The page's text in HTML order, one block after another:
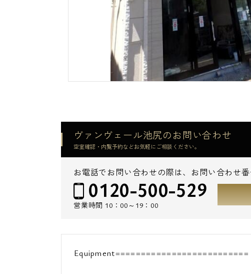
ヴァンヴェール池尻のお問い合わせ
空室確認・内覧予約などお気軽にご相談ください。
お電話でお問い合わせの際は、お問い合わせ
0120-500-529
営業時間 10：00～19：00
Equipment==========================